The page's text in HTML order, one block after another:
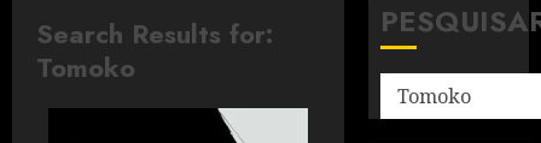
Search Results for:
Tomoko